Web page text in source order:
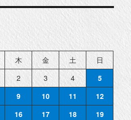
木 金 土
日
2 3 4
5
9 10 11
12
16 17 18
19